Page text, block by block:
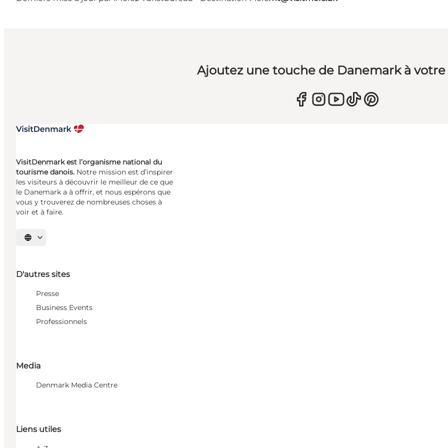
Ajoutez une touche de Danemark à
VisitDenmark est l’organisme national du
tourisme danois. Notre mission est d’inspirer
les visiteurs à découvrir le meilleur de ce que
le Danemark a à offrir, et nous espérons que
vous y trouverez de nombreuses choses à
voir et à faire.
Choisissez la langue
D'autres sites
Presse
Business Events
Professionnels
Media
Denmark Media Centre
Liens utiles